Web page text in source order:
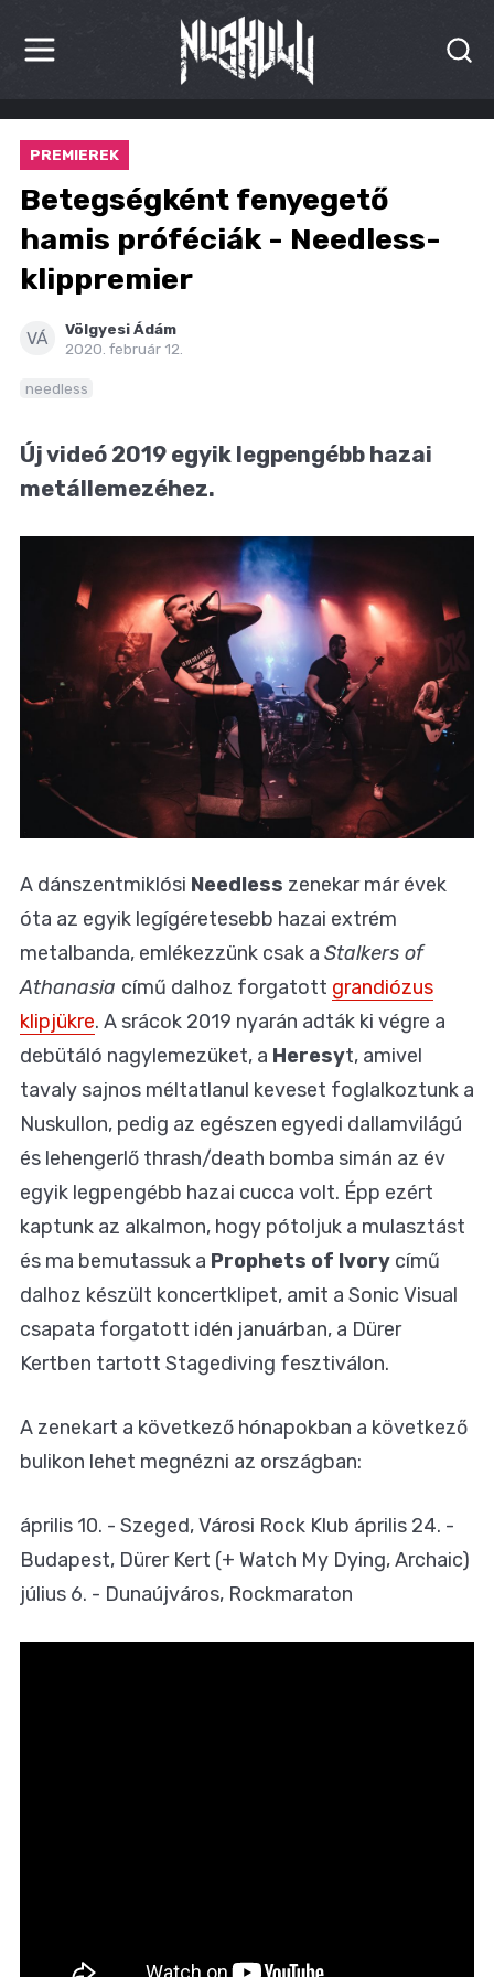
HÍREK
KRITIKÁK
BESZÁMOLÓK
INTERJÚK
PREMIEREK
BLOG
PREMIEREK
Betegségként fenyegető
hamis próféciák - Needless-
klippremier
VÁ
Völgyesi Ádám
2020. február 12.
needless
Új videó 2019 egyik legpengébb hazai
metállemezéhez.
A dánszentmiklósi Needless zenekar már évek
óta az egyik legígéretesebb hazai extrém
metalbanda, emlékezzünk csak a Stalkers of
Athanasia című dalhoz forgatott grandiózus
klipjükre. A srácok 2019 nyarán adták ki végre a
debütáló nagylemezüket, a Heresyt, amivel
tavaly sajnos méltatlanul keveset foglalkoztunk a
Nuskullon, pedig az egészen egyedi dallamvilágú
és lehengerlő thrash/death bomba simán az év
egyik legpengébb hazai cucca volt. Épp ezért
kaptunk az alkalmon, hogy pótoljuk a mulasztást
és ma bemutassuk a Prophets of Ivory című
dalhoz készült koncertklipet, amit a Sonic Visual
csapata forgatott idén januárban, a Dürer
Kertben tartott Stagediving fesztiválon.
A zenekart a következő hónapokban a következő
bulikon lehet megnézni az országban:
április 10. - Szeged, Városi Rock Klub április 24. -
Budapest, Dürer Kert (+ Watch My Dying, Archaic)
július 6. - Dunaújváros, Rockmaraton